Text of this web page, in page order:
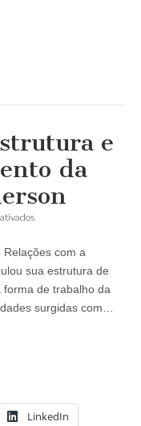
e
da
em
estrutura
e
atendimento
da
Relações com a
sua estrutura de
de trabalho da
surgidas com…
LinkedIn